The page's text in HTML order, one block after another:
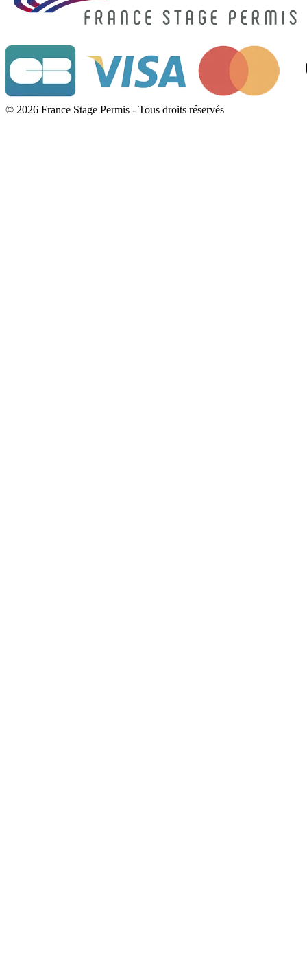
© 2026 France Stage Permis - Tous droits réservés